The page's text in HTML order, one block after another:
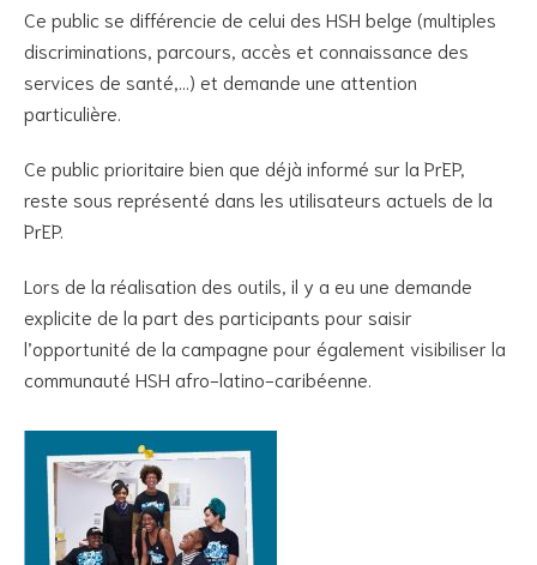
Ce public se différencie de celui des HSH belge (multiples
discriminations, parcours, accès et connaissance des
services de santé,…) et demande une attention
particulière.
Ce public prioritaire bien que déjà informé sur la PrEP,
reste sous représenté dans les utilisateurs actuels de la
PrEP.
Lors de la réalisation des outils, il y a eu une demande
explicite de la part des participants pour saisir
l’opportunité de la campagne pour également visibiliser la
communauté HSH afro-latino-caribéenne.